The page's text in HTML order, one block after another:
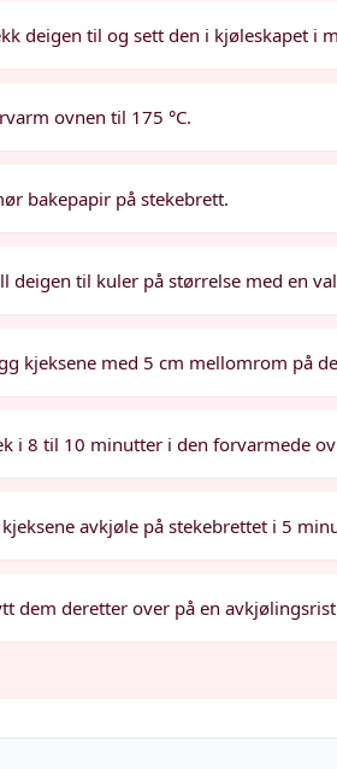
deigen til og sett den i kjøleskapet i
ovnen til 175 °C.
bakepapir på stekebrett.
deigen til kuler på størrelse med en
kjeksene med 5 cm mellomrom på
i 8 til 10 minutter i den forvarmede
kjeksene avkjøle på stekebrettet i 5
dem deretter over på en